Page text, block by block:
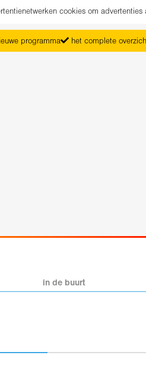
cookies om
programma het complete
in de buurt